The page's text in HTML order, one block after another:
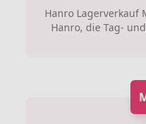
Hanro Lagerverkauf
Hanro, die Tag-